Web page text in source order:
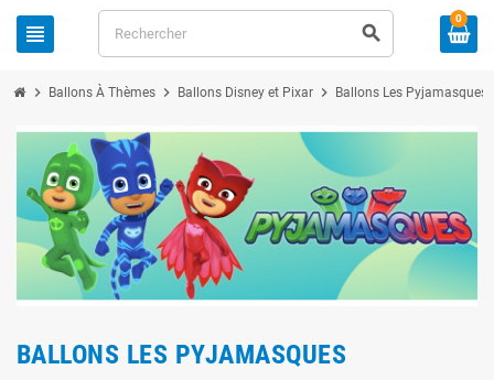
view_headline search
0
chevron_right Ballons À Thèmes chevron_right Ballons Disney et Pixar chevron_right Ballons Les Pyjamasques
BALLONS LES PYJAMASQUES